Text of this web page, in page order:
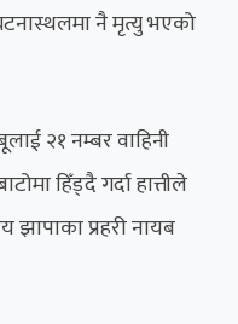
नै मृत्यु भएको
२१ नम्बर वाहिनी
हिँड्दै गर्दा हात्तीले
झापाका प्रहरी नायब